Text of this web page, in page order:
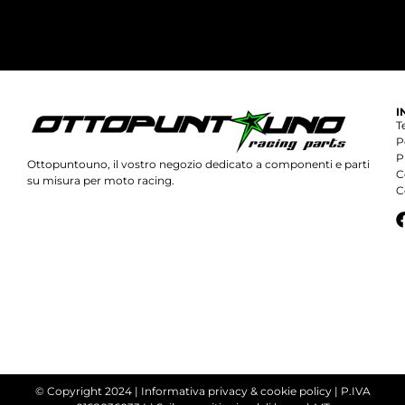
Ottopuntouno, il vostro negozio dedicato a componenti e parti
su misura per moto racing.
© Copyright 2024 | Informativa privacy & cookie policy| P.IVA